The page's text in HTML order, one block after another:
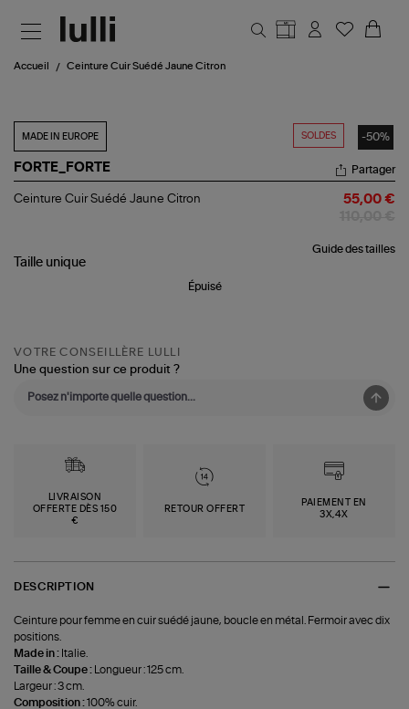
Accueil Ceinture Cuir Suédé Jaune Citron
SOLDES -50%
MADE IN EUROPE
FORTE_FORTE
Ceinture
Citron
Partager
Ceinture Cuir Suédé Jaune Citron 55,00 €
Guide des tailles
Taille unique
Épuisé
VOTRE CONSEILLÈRE LULLI
Une question sur ce produit ?
LIVRAISON
OFFERTE DÈS 150
€
RETOUR OFFERT
PAIEMENT EN
3X,4X
DESCRIPTION
Ceinture pour femme en cuir suédé jaune, boucle en métal. Fermoir avec dix
positions.
Made in : Italie.
Taille & Coupe :
Longueur : 125 cm.
Largeur : 3 cm.
Composition :100% cuir.